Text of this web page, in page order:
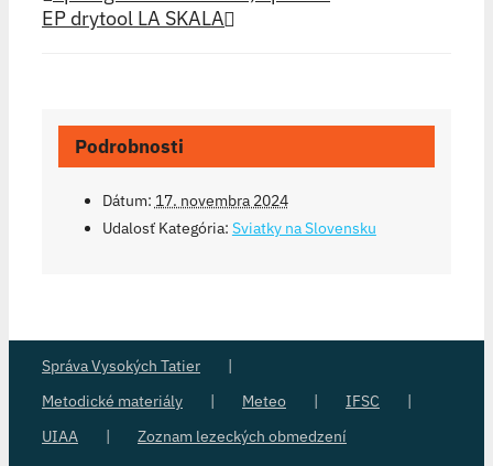
EP drytool LA SKALA
Podrobnosti
Dátum: 17. novembra 2024
Udalosť Kategória: Sviatky na Slovensku
Správa Vysokých Tatier
Metodické materiály
Meteo
IFSC
UIAA
Zoznam lezeckých obmedzení